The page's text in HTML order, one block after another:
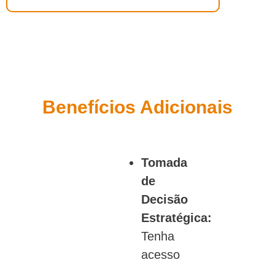
Benefícios Adicionais
Tomada
de
Decisão
Estratégica:
Tenha
acesso